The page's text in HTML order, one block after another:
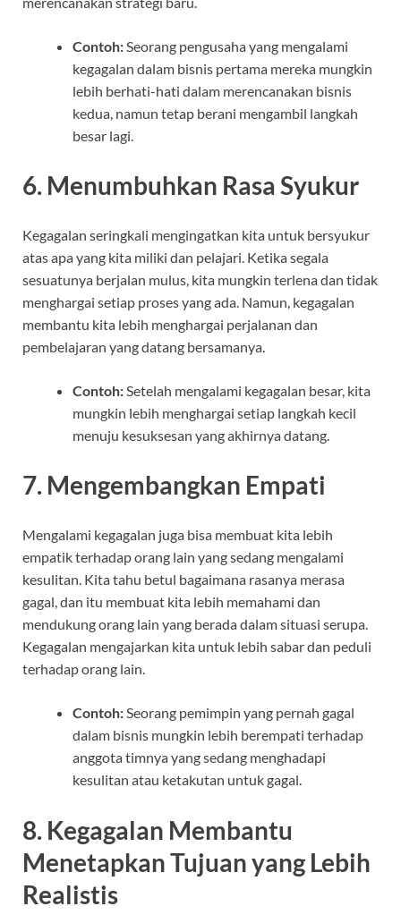
Contoh: Seorang pengusaha yang mengalami
kegagalan dalam bisnis pertama mereka mungkin
lebih berhati-hati dalam merencanakan bisnis
kedua, namun tetap berani mengambil langkah
besar lagi.
6. Menumbuhkan Rasa Syukur
Kegagalan seringkali mengingatkan kita untuk bersyukur
atas apa yang kita miliki dan pelajari. Ketika segala
sesuatunya berjalan mulus, kita mungkin terlena dan tidak
menghargai setiap proses yang ada. Namun, kegagalan
membantu kita lebih menghargai perjalanan dan
pembelajaran yang datang bersamanya.
Contoh:Setelah mengalami kegagalan besar, kita
mungkin lebih menghargai setiap langkah kecil
menuju kesuksesan yang akhirnya datang.
7. Mengembangkan Empati
Mengalami kegagalan juga bisa membuat kita lebih
empatik terhadap orang lain yang sedang mengalami
kesulitan. Kita tahu betul bagaimana rasanya merasa
gagal, dan itu membuat kita lebih memahami dan
mendukung orang lain yang berada dalam situasi serupa.
Kegagalan mengajarkan kita untuk lebih sabar dan peduli
terhadap orang lain.
Contoh:Seorang pemimpin yang pernah gagal
dalam bisnis mungkin lebih berempati terhadap
anggota timnya yang sedang menghadapi
kesulitan atau ketakutan untuk gagal.
8. Kegagalan Membantu
Menetapkan Tujuan yang Lebih
Realistis